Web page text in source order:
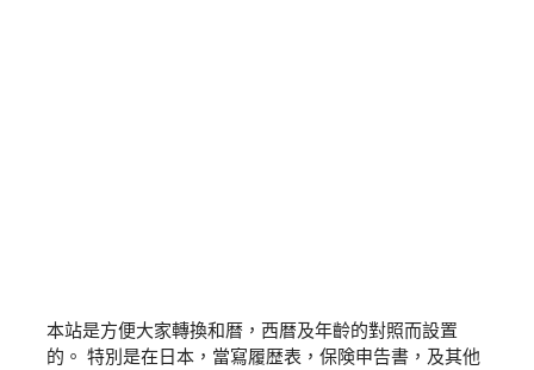
本站是方便大家轉換和暦，西暦及年齡的對照而設置
的。 特別是在日本，當寫履歴表，保険申告書，及其他